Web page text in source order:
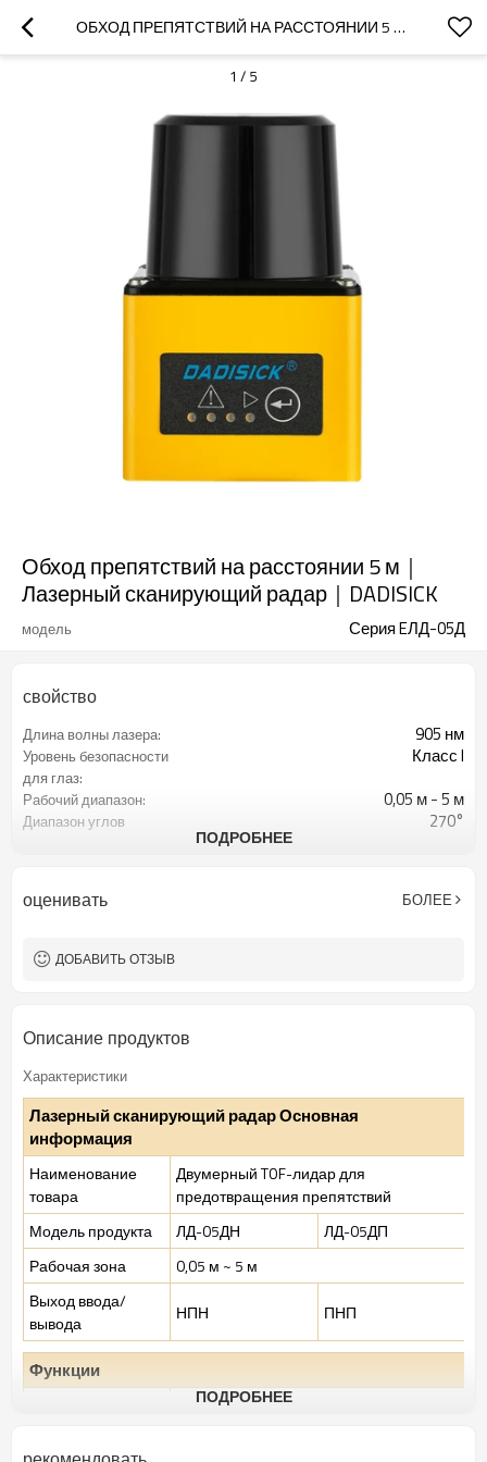
ОБХОД ПРЕПЯТСТВИЙ НА РАССТОЯНИИ 5 М｜ЛАЗЕРНЫЙ СКАНИРУЮЩИЙ РАДАР｜DADISICK
1 / 5
Обход препятствий на расстоянии 5 м｜
Лазерный сканирующий радар｜DADISICK
модель Серия EЛД-05Д
свойство
Длина волны лазера: 905 нм
Уровень безопасности
для глаз:
Класс I
Рабочий диапазон: 0,05 м - 5 м
Диапазон углов
270°
Частота сканирования: 15 Гц/30 Гц
ПОДРОБНЕЕ
оценивать БОЛЕЕ
ДОБАВИТЬ ОТЗЫВ
Описание продуктов
Характеристики
Лазерный сканирующий радар Основная
информация
Наименование
товара
Двумерный TOF-лидар для
предотвращения препятствий
Модель продукта
ЛД-05ДН
ЛД-05ДП
Рабочая зона
0,05 м ~ 5 м
Выход ввода/
вывода
НПН ПНП
Функции
ПОДРОБНЕЕ